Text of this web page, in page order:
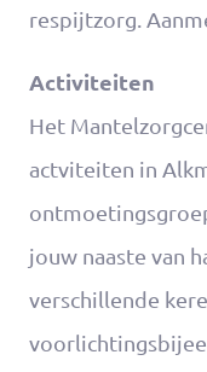
respijtzorg.
Activiteiten
Het
actviteiten in
jouw naaste van
verschillende